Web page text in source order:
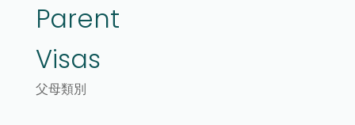
Parent
Visas
父母類別